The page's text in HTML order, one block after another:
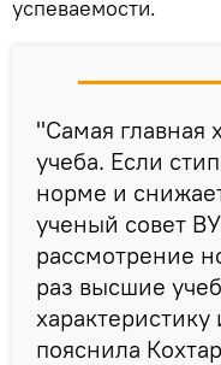
успеваемости.
"Самая главная
учеба. Если
норме и
ученый совет
рассмотрение
раз высшие
пояснила